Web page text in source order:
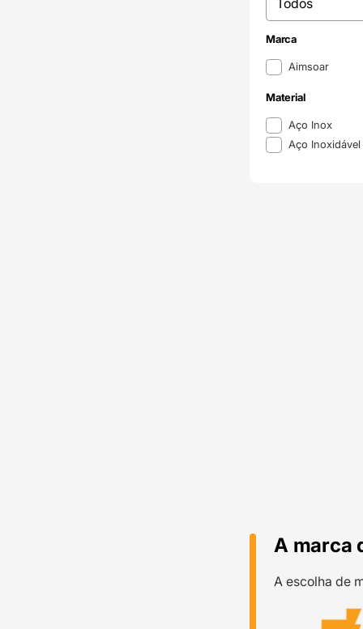
Marca
MarcaAimsoar
Material
MaterialAço Inox
Aço
A marca
A escolha de